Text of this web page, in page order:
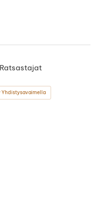
Yhdistysavaimella